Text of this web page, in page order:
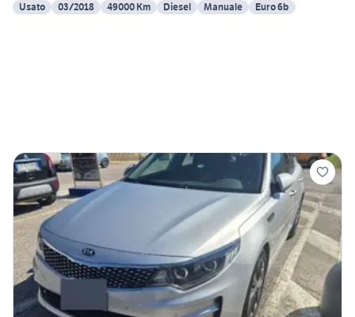
Usato
03/2018 49000 Km Diesel Manuale Euro 6b